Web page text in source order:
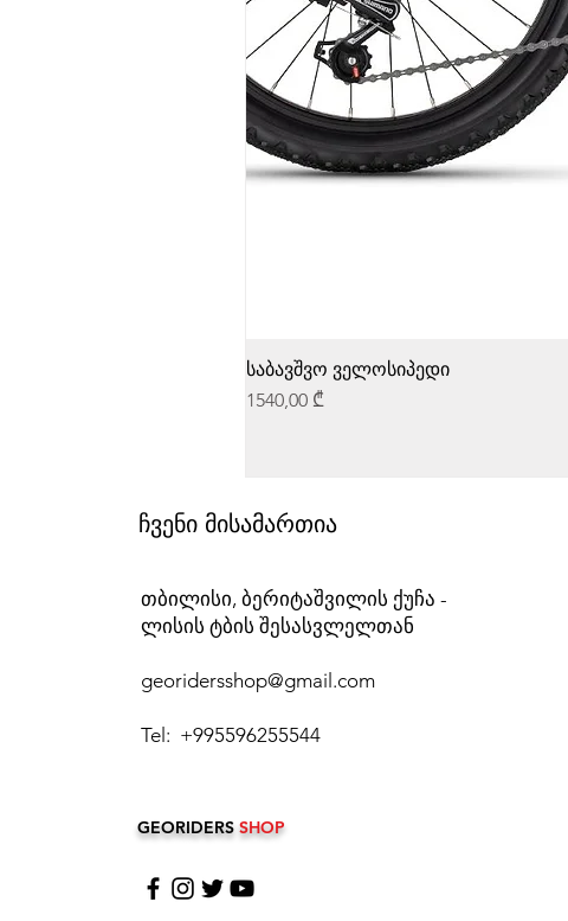
საბავშვო ველოსიპედი
Price
1540,00 ₾
ჩვენი მისამართია
თბილისი, ბერიტაშვილის ქუჩა -
ლისის ტბის შესასვლელთან
georidersshop@gmail.com
Tel: +995596255544
GEORIDERS SHOP